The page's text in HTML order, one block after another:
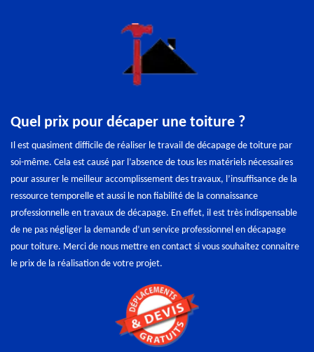
Quel prix pour décaper une toiture ?
Il est quasiment difficile de réaliser le travail de décapage de toiture par
soi-même. Cela est causé par l’absence de tous les matériels nécessaires
pour assurer le meilleur accomplissement des travaux, l’insuffisance de la
ressource temporelle et aussi le non fiabilité de la connaissance
professionnelle en travaux de décapage. En effet, il est très indispensable
de ne pas négliger la demande d’un service professionnel en décapage
pour toiture. Merci de nous mettre en contact si vous souhaitez connaitre
le prix de la réalisation de votre projet.